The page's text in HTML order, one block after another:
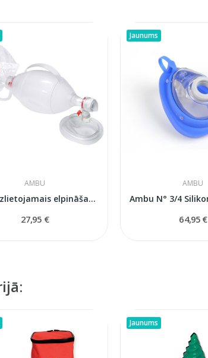
AMBU
Vienreizlietojamais elpināšanas maiss Ambu SPUR...
27,95 €
Jaunums
AMBU
64,95 €
Jaunums